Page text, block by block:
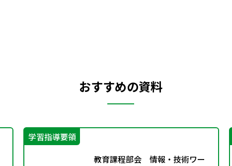
おすすめの資料
学習指導要領
教育課程部会 情報・技術ワー